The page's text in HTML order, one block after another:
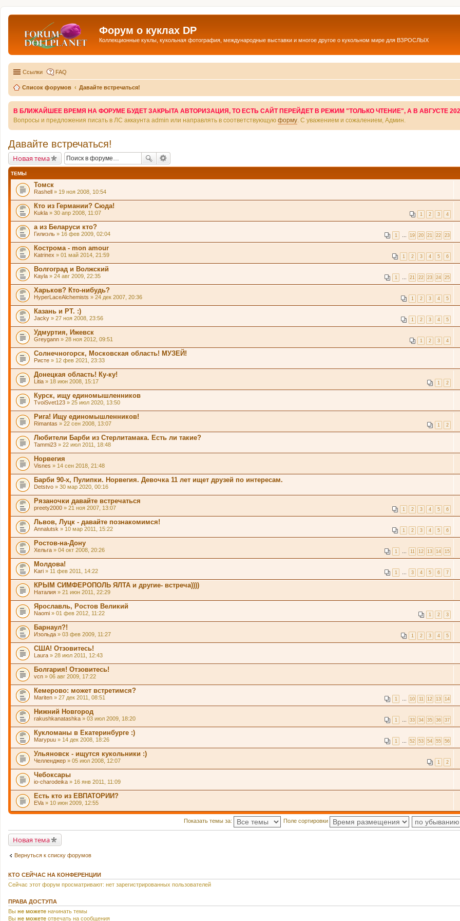
Форум о куклах DP
Коллекционные куклы, кукольная фотография, международные выставки и многое другое о кукольном мире для ВЗРОСЛЫХ
Ссылки FAQ
Список форумов Давайте встречаться!
В БЛИЖАЙШЕЕ ВРЕМЯ НА ФОРУМЕ БУДЕТ ЗАКРЫТА АВТОРИЗАЦИЯ, ТО ЕСТЬ САЙТ ПЕРЕЙДЕТ В РЕЖИМ "ТОЛЬКО ЧТЕНИЕ", А В АВГУСТЕ
Вопросы и предложения писать в ЛС аккаунта admin или направлять в соответствующую форму . С уважением и сожалением, Админ.
Давайте встречаться!
Новая тема
ТЕМЫ
Томск
Rashell » 19 ноя 2008, 10:54
Кто из Германии? Сюда!
1 2 3 4
Kukla » 30 апр 2008, 11:07
а из Беларуси кто?
1 19 20 21 22 23
Гилиэль » 16 фев 2009, 02:04
Кострома - mon amour
1 2 3 4 5 6
Katrinex » 01 май 2014, 21:59
Волгоград и Волжский
1 21 22 23 24 25
Kayla » 24 авг 2009, 22:35
Харьков? Кто-нибудь?
1 2 3 4 5
HyperLaceAlchemists » 24 дек 2007, 20:36
Казань и РТ. :)
1 2 3 4 5
Jacky » 27 ноя 2008, 23:56
Удмуртия, Ижевск
1 2 3 4
Greygann » 28 ноя 2012, 09:51
Солнечногорск, Московская область! МУЗЕЙ!
Ристе » 12 фев 2021, 23:33
Донецкая область! Ку-ку!
1 2
Litia » 18 июн 2008, 15:17
Курск, ищу единомышленников
TvoiSvet123 » 25 июл 2020, 13:50
Рига! Ищу единомышленников!
1 2
Rimantas » 22 сен 2008, 13:07
Любители Барби из Стерлитамака. Есть ли такие?
Tammi23 » 22 июл 2011, 18:48
Норвегия
Visnes » 14 сен 2018, 21:48
Барби 90-х, Пулипки. Норвегия. Девочка 11 лет ищет друзей по интересам.
Detstvo » 30 мар 2020, 00:16
Рязаночки давайте встречаться
1 2 3 4 5 6
preety2000 » 21 ноя 2007, 13:07
Львов, Луцк - давайте познакомимся!
1 2 3 4 5 6
Annalutsk » 10 мар 2011, 15:22
Ростов-на-Дону
1 11 12 13 14 15
Хельга » 04 окт 2008, 20:26
Молдова!
1 3 4 5 6 7
Kari » 11 фев 2011, 14:22
КРЫМ СИМФЕРОПОЛЬ ЯЛТА и другие- встреча))))
Наталия » 21 июн 2011, 22:29
Ярославль, Ростов Великий
1 2 3
Naomi » 01 фев 2012, 11:22
Барнаул?!
1 2 3 4 5
Изольда » 03 фев 2009, 11:27
США! Отзовитесь!
Laura » 28 июл 2011, 12:43
Болгария! Отзовитесь!
vcn » 06 авг 2009, 17:22
Кемерово: может встретимся?
1 10 11 12 13 14
Mariten » 27 дек 2011, 08:51
Нижний Новгород
1 33 34 35 36 37
rakushkanatashka » 03 июл 2009, 18:20
Кукломаны в Екатеринбурге :)
1 52 53 54 55 56
Marypuu » 14 дек 2008, 18:26
Ульяновск - ищутся кукольники :)
1 2
Челленджер » 05 июл 2008, 12:07
Чебоксары
io-charodeika » 16 янв 2011, 11:09
Есть кто из ЕВПАТОРИИ?
EVa » 10 июн 2009, 12:55
Показать темы за: Поле сортировки
Новая тема
Вернуться к списку форумов
КТО СЕЙЧАС НА КОНФЕРЕНЦИИ
Сейчас этот форум просматривают: нет зарегистрированных пользователей
ПРАВА ДОСТУПА
Вы не можете начинать темы
Вы не можете отвечать на сообщения